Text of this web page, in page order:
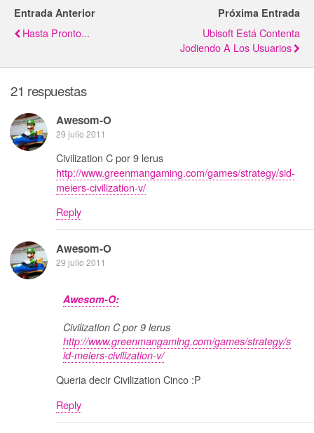
Entrada Anterior
Hasta Pronto...
Próxima Entrada
Ubisoft Está Contenta
Jodiendo A Los Usuarios
21 respuestas
Awesom-O
29 julio 2011
Civilization C por 9 lerus
http://www.greenmangaming.com/games/strategy/sid-
meiers-civilization-v/
Reply
Awesom-O
29 julio 2011
Awesom-O:
Civilization C por 9 lerus
http://www.greenmangaming.com/games/strategy/s
id-meiers-civilization-v/
Queria decir Civilization Cinco :P
Reply